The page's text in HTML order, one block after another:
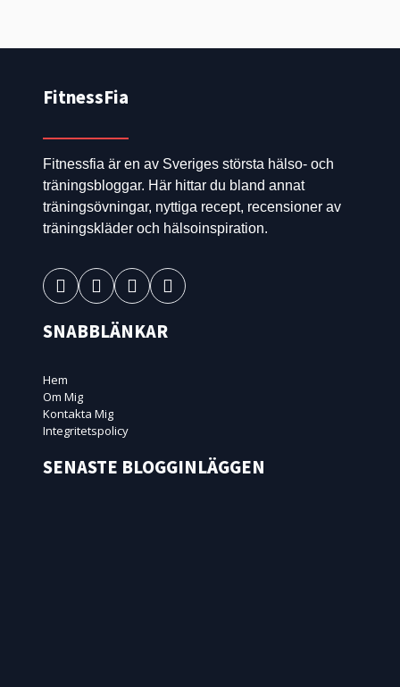
FitnessFia
Fitnessfia är en av Sveriges största hälso- och
träningsbloggar. Här hittar du bland annat
träningsövningar, nyttiga recept, recensioner av
träningskläder och hälsoinspiration.
SNABBLÄNKAR
Hem
Om Mig
Kontakta Mig
Integritetspolicy
SENASTE BLOGGINLÄGGEN